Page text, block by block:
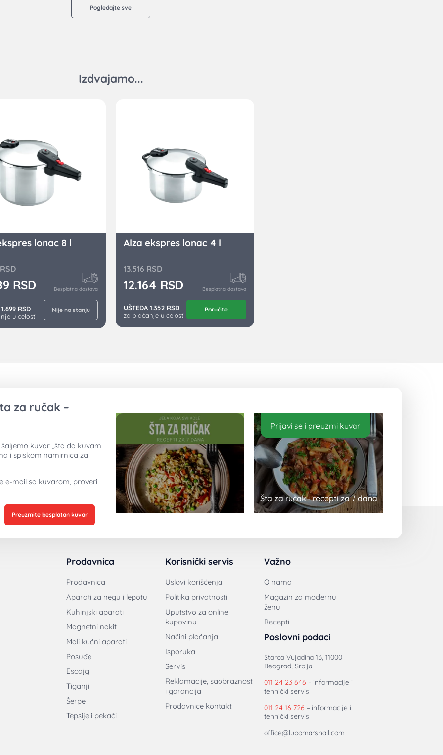
Pogledajte sve
Izdvajamo...
lonac 8 l
RSD
RSD Besplatna dostava
RSD
u celosti
Nije na stanju
Alza ekspres lonac 4 l
13.516 RSD
12.164 RSD Besplatna dostava
UŠTEDA 1.352 RSD
za plaćanje u celosti
Poručite
za ručak –
kuvar „šta da kuvam
i spiskom namirnica za
e-mail sa kuvarom, proveri
Preuzmite besplatan kuvar
Prijavi se i preuzmi kuvar
Šta za ručak - recepti za 7 dana
Prodavnica
Prodavnica
Aparati za negu i lepotu
Kuhinjski aparati
Magnetni nakit
Mali kućni aparati
Posuđe
Escajg
Tiganji
Šerpe
Tepsije i pekači
Korisnički servis
Uslovi korišćenja
Politika privatnosti
Uputstvo za online
kupovinu
Načini plaćanja
Isporuka
Servis
Reklamacije, saobraznost
i garancija
Prodavnice kontakt
Važno
O nama
Magazin za modernu
ženu
Recepti
Poslovni podaci
Starca Vujadina 13, 11000
Beograd, Srbija
011 24 23 646 – informacije i
tehnički servis
011 24 16 726 – informacije i
tehnički servis
office@lupomarshall.com